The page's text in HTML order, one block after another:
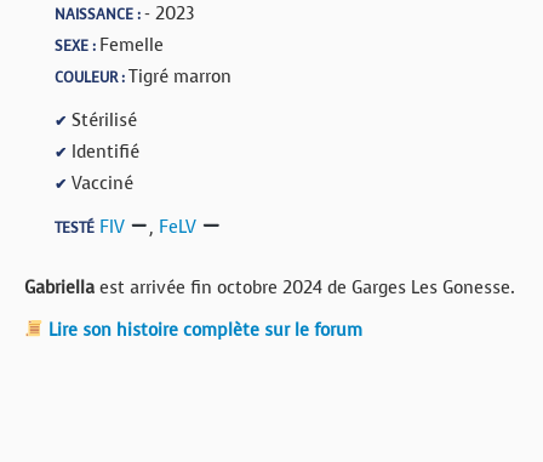
NAISSANCE :- 2023
SEXE : Femelle
COULEUR :Tigré marron
✔ Stérilisé
✔ Identifié
✔ Vacciné
TESTÉ FIV , FeLV
Gabriella est arrivée fin octobre 2024 de Garges Les Gonesse.
Lire son histoire complète sur le forum